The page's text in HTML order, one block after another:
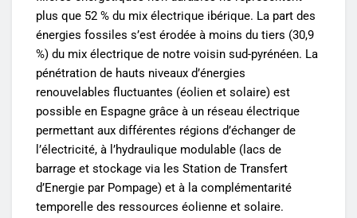
plus que 52 % du mix électrique ibérique. La part des
énergies fossiles s’est érodée à moins du tiers (30,9
%) du mix électrique de notre voisin sud-pyrénéen. La
pénétration de hauts niveaux d’énergies
renouvelables fluctuantes (éolien et solaire) est
possible en Espagne grâce à un réseau électrique
permettant aux différentes régions d’échanger de
l’électricité, à l’hydraulique modulable (lacs de
barrage et stockage via les Station de Transfert
d’Energie par Pompage) et à la complémentarité
temporelle des ressources éolienne et solaire.